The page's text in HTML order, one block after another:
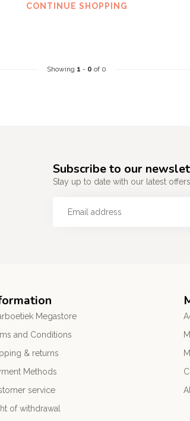
CONTINUE SHOPPING
Showing 1 - 0 of 0
Subscribe to our
Stay up to date with our latest offers
Megastore
and Conditions
& returns
Methods
service
of withdrawal